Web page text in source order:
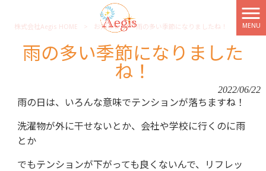
MENU
株式会社Aegis HOME > お知らせ > 雨の多い季節になりましたね！
雨の多い季節になりました
ね！
2022/06/22
雨の日は、いろんな意味でテンションが落ちますね！
洗濯物が外に干せないとか、会社や学校に行くのに雨
とか
でもテンションが下がっても良くないんで、リフレッ